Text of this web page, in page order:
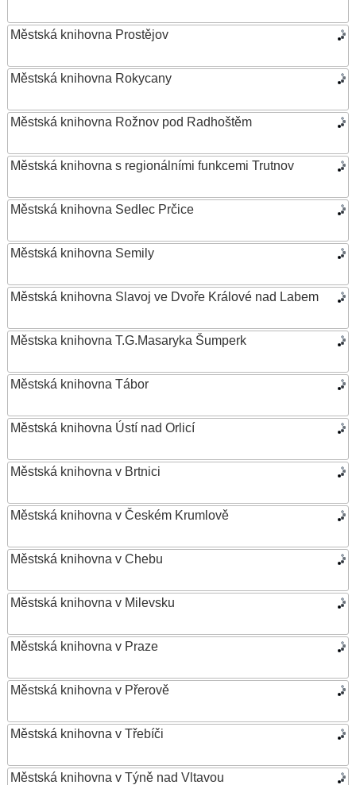
Městská knihovna Prostějov
Městská knihovna Rokycany
Městská knihovna Rožnov pod Radhoštěm
Městská knihovna s regionálními funkcemi Trutnov
Městská knihovna Sedlec Prčice
Městská knihovna Semily
Městská knihovna Slavoj ve Dvoře Králové nad Labem
Městska knihovna T.G.Masaryka Šumperk
Městská knihovna Tábor
Městská knihovna Ústí nad Orlicí
Městská knihovna v Brtnici
Městská knihovna v Českém Krumlově
Městská knihovna v Chebu
Městská knihovna v Milevsku
Městská knihovna v Praze
Městská knihovna v Přerově
Městská knihovna v Třebíči
Městská knihovna v Týně nad Vltavou